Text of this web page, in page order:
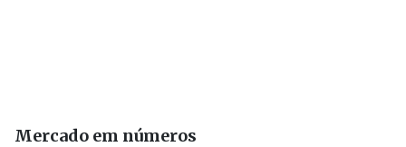
Mercado em números